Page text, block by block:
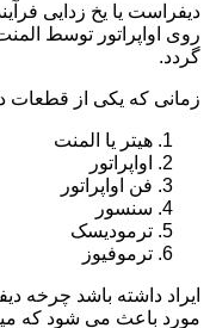
دیفراست یا یخ زدایی
روی اواپراتور توسط
گردد.
زمانی که یکی از
هیتر یا المنت
اواپراتور
فن اواپراتور
سنسور
ترمودیسک
ترموفیوز
ایراد داشته باشد چرخه
مورد باعث می شود که